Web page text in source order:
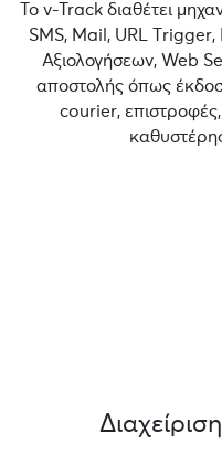
Το v-Track διαθέτει
SMS, Mail, URL
Αξιολογήσεων, Web
αποστολής όπως
courier,